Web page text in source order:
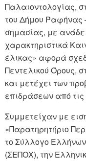
Παλαιοντολογίας,
του Δήμου Ραφήνας
σημασίας, με
χαρακτηριστικά
έλικας» αφορά
Πεντελικού Όρους,
και μετέχει των
επιδράσεων από τις
Συμμετείχαν με
«Παρατηρητήριο
το Σύλλογο
(ΣΕΠΟΧ), την